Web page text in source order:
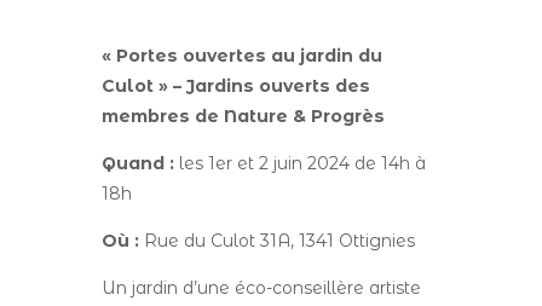
« Portes ouvertes au jardin du
Culot » – Jardins ouverts des
membres de Nature & Progrès
Quand : les 1er et 2 juin 2024 de 14h à
18h
Où : Rue du Culot 31A, 1341 Ottignies
Un jardin d’une éco-conseillère artiste